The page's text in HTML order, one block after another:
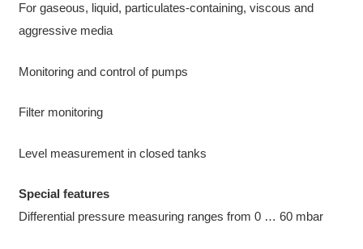
For gaseous, liquid, particulates-containing, viscous and
aggressive media
Monitoring and control of pumps
Filter monitoring
Level measurement in closed tanks
Special features
Differential pressure measuring ranges from 0 … 60 mbar